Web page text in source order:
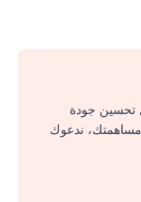
تحسين جودة
مساهمتك، ندعوك